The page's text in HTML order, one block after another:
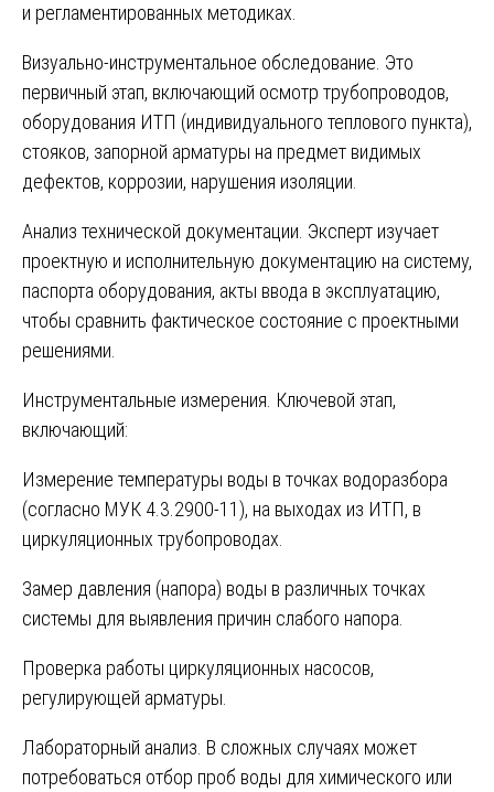
и регламентированных методиках.
Визуально-инструментальное обследование. Это
первичный этап, включающий осмотр трубопроводов,
оборудования ИТП (индивидуального теплового пункта),
стояков, запорной арматуры на предмет видимых
дефектов, коррозии, нарушения изоляции.
Анализ технической документации. Эксперт изучает
проектную и исполнительную документацию на систему,
паспорта оборудования, акты ввода в эксплуатацию,
чтобы сравнить фактическое состояние с проектными
решениями.
Инструментальные измерения. Ключевой этап,
включающий:
Измерение температуры воды в точках водоразбора
(согласно МУК 4.3.2900-11), на выходах из ИТП, в
циркуляционных трубопроводах.
Замер давления (напора) воды в различных точках
системы для выявления причин слабого напора.
Проверка работы циркуляционных насосов,
регулирующей арматуры.
Лабораторный анализ. В сложных случаях может
потребоваться отбор проб воды для химического или